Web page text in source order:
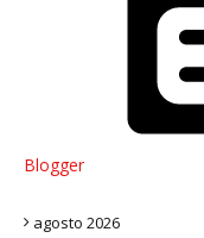
Blogger
agosto 2026